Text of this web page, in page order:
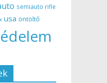
semiauto rifle
usa öntöltő